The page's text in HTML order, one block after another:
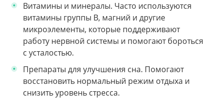
Витамины и минералы. Часто используются
витамины группы B, магний и другие
микроэлементы, которые поддерживают
работу нервной системы и помогают бороться
с усталостью.
Препараты для улучшения сна. Помогают
восстановить нормальный режим отдыха и
снизить уровень стресса.